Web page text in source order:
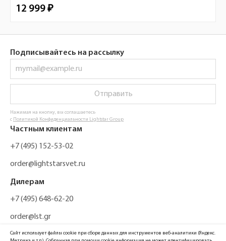
12 999 ₽
Подписывайтесь на рассылку
Отправить
Нажимая на кнопку, вы соглашаетесь
с Политикой Конфиденциальности Lightstar Group
Частным клиентам
+7 (495) 152-53-02
order@lightstarsvet.ru
Дилерам
+7 (495) 648-62-20
order@lst.gr
Сайт использует файлы cookie при сборе данных для инструментов веб-аналитики (Яндекс.